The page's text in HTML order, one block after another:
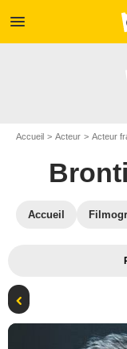
menu
Accueil Acteur Acteur
Accueil